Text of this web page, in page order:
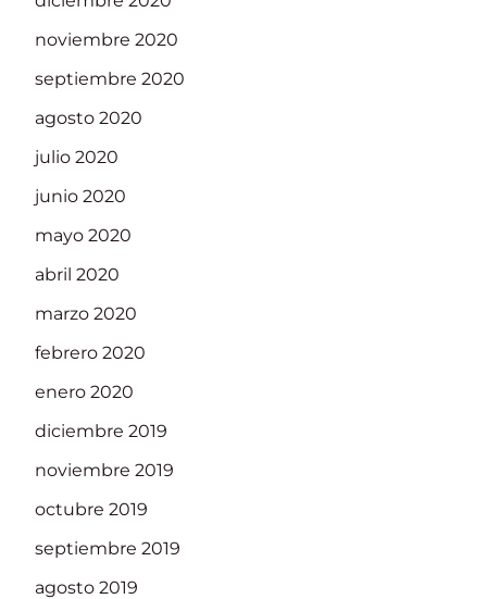
noviembre 2020
septiembre 2020
agosto 2020
julio 2020
junio 2020
mayo 2020
abril 2020
marzo 2020
febrero 2020
enero 2020
diciembre 2019
noviembre 2019
octubre 2019
septiembre 2019
agosto 2019